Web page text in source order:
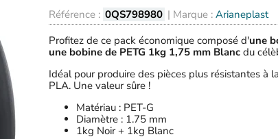
Référence : 0QS798980 | Marque : Arianeplast
Profitez de ce pack économique composé d'une
une bobine de PETG 1kg 1,75 mm Blancdu
Idéal pour produire des pièces plus résistantes à
PLA. Une valeur sûre !
Matériau : PET-G
Diamètre : 1.75 mm
1kg Noir + 1kg Blanc